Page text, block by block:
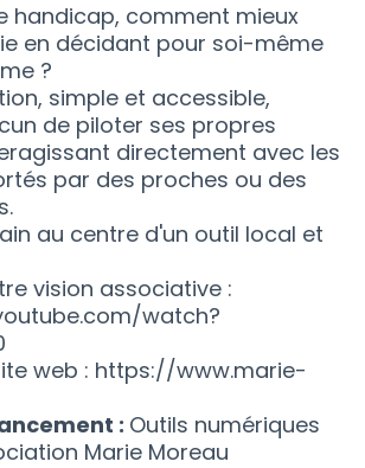
handicap, comment mieux
en décidant pour soi-même
?
simple et accessible,
de piloter ses propres
directement avec les
par des proches ou des
au centre d'un outil local et
vision associative :
watch?
web : https://www.marie-
: Outils numériques
Marie Moreau